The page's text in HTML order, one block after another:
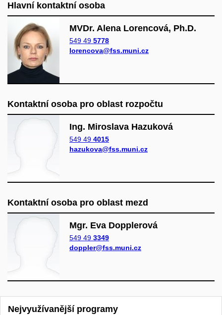
Hlavní kontaktní osoba
MVDr. Alena Lorencová, Ph.D.
549 49 5778
lorencova@fss.muni.cz
Kontaktní osoba pro oblast rozpočtu
Ing. Miroslava Hazuková
549 49 4015
hazukova@fss.muni.cz
Kontaktní osoba pro oblast mezd
Mgr. Eva Dopplerová
549 49 3349
doppler@fss.muni.cz
Nejvyužívanější programy